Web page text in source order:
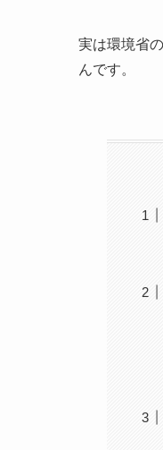
実は環境省
んです。